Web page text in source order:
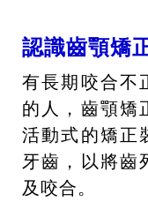
認識齒顎矯
有長期咬合不
的人，齒顎矯
活動式的矯正
牙齒，以將齒
及咬合。